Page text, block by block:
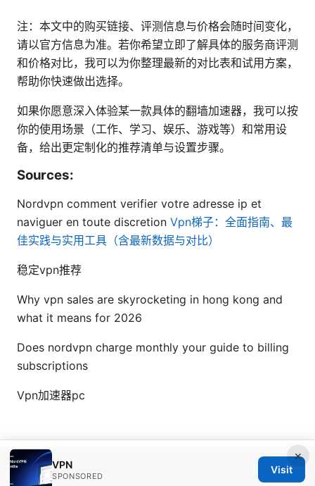
注：本文中的购买链接、评测信息与价格会随时间变化，
请以官方信息为准。若你希望立即了解具体的服务商评测
和价格对比，我可以为你整理最新的对比表和试用方案，
帮助你快速做出选择。
如果你愿意深入体验某一款具体的翻墙加速器，我可以按
你的使用场景（工作、学习、娱乐、游戏等）和常用设
备，给出更定制化的推荐清单与设置步骤。
Sources:
Nordvpn comment verifier votre adresse ip et
naviguer en toute discretion Vpn梯子：全面指南、最
佳实践与实用工具（含最新数据与对比）
稳定vpn推荐
Why vpn sales are skyrocketing in hong kong and
what it means for 2026
Does nordvpn charge monthly your guide to billing
subscriptions
Vpn加速器pc
×
VPN
SPONSORED
Visit
© Livelongermag 2026